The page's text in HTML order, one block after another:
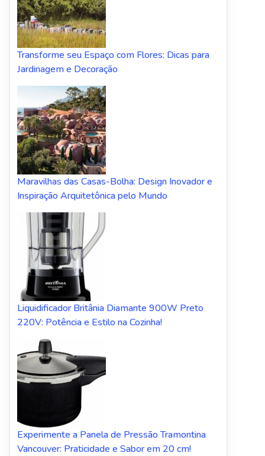
Transforme seu Espaço com Flores: Dicas para
Jardinagem e Decoração
Maravilhas das Casas-Bolha: Design Inovador e
Inspiração Arquitetônica pelo Mundo
Liquidificador Britânia Diamante 900W Preto
220V: Potência e Estilo na Cozinha!
Experimente a Panela de Pressão Tramontina
Vancouver: Praticidade e Sabor em 20 cm!